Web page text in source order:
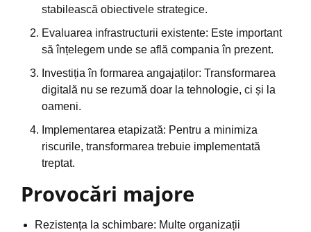
stabilească obiectivele strategice.
Evaluarea infrastructurii existente: Este important
să înțelegem unde se află compania în prezent.
Investiția în formarea angajaților: Transformarea
digitală nu se rezumă doar la tehnologie, ci și la
oameni.
Implementarea etapizată: Pentru a minimiza
riscurile, transformarea trebuie implementată
treptat.
Provocări majore
Rezistența la schimbare: Multe organizații